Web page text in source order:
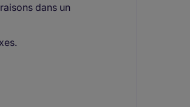
dans un